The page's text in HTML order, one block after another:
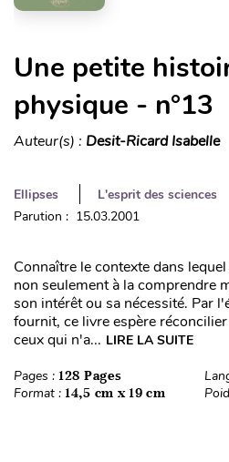
Une petite
physique - n°13
Auteur(s) : Desit-Ricard Isabelle
Ellipses
L'esprit des sciences
Parution : 15.03.2001
Connaître le contexte dans
non seulement à la comprendre
son intérêt ou sa nécessité. Par
fournit, ce livre espère
ceux qui n'a... LIRE LA SUITE
Pages : 128 Pages
Format : 14,5 cm x 19 cm